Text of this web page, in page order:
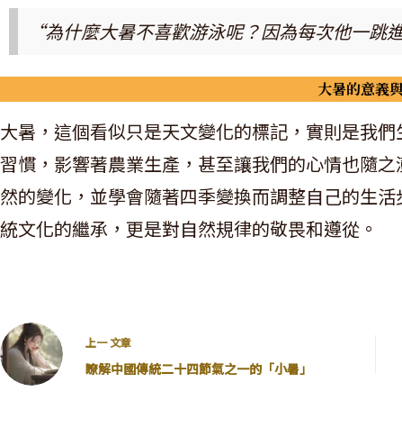
“為什麼大暑不喜歡游泳呢？因為每次他一跳
大暑的意義
大暑，這個看似只是天文變化的標記，實則是我
習慣，影響著農業生產，甚至讓我們的心情也隨
然的變化，並學會隨著四季變換而調整自己的生
統文化的繼承，更是對自然規律的敬畏和遵從。
上一文章
瞭解中國傳統二十四節氣之一的「小暑」